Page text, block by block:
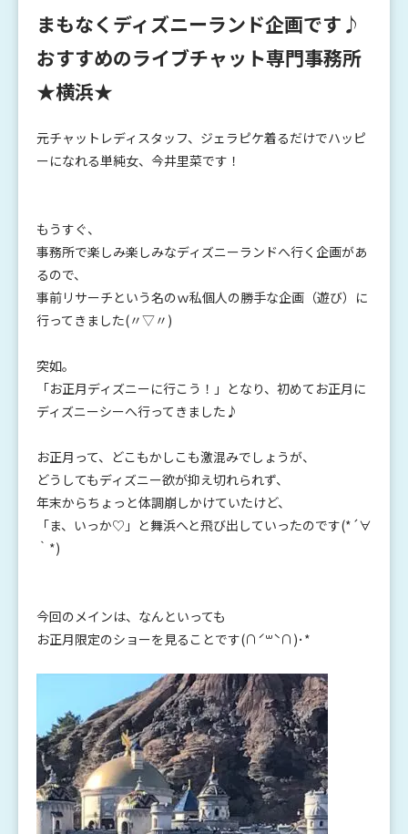
まもなくディズニーランド企画です♪
おすすめのライブチャット専門事務所
★横浜★
元チャットレディスタッフ、ジェラピケ着るだけでハッピ
ーになれる単純女、今井里菜です！
もうすぐ、
事務所で楽しみ楽しみなディズニーランドへ行く企画があ
るので、
事前リサーチという名のｗ私個人の勝手な企画（遊び）に
行ってきました(〃▽〃)
突如。
「お正月ディズニーに行こう！」となり、初めてお正月に
ディズニーシーへ行ってきました♪
お正月って、どこもかしこも激混みでしょうが、
どうしてもディズニー欲が抑え切れられず、
年末からちょっと体調崩しかけていたけど、
「ま、いっか♡」と舞浜へと飛び出していったのです(*´∀
｀*)
今回のメインは、なんといっても
お正月限定のショーを見ることです(∩ˊ꒳​ˋ∩)･*